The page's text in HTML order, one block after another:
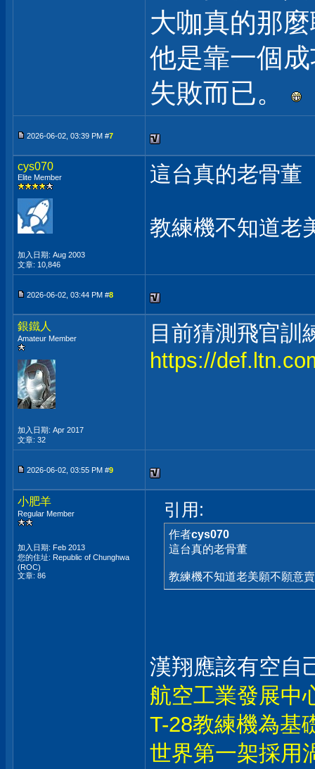
大咖真的那
他是靠一個
失敗而已。
2026-06-02, 03:39 PM #7
cys070
Elite Member
加入日期: Aug 2003
文章: 10,846
這台真的老骨董
教練機不知道老
2026-06-02, 03:44 PM #8
銀鐵人
Amateur Member
加入日期: Apr 2017
文章: 32
目前猜測飛官訓
https://
2026-06-02, 03:55 PM #9
小肥羊
Regular Member
加入日期: Feb 2013
您的住址: Republic of Chunghwa
(ROC)
文章: 86
引用:
作者cys070
這台真的老骨董
教練機不知道老美願不願意
漢翔應該有空自
航空工業發展中
T-28教練機為基
世界第一架採用